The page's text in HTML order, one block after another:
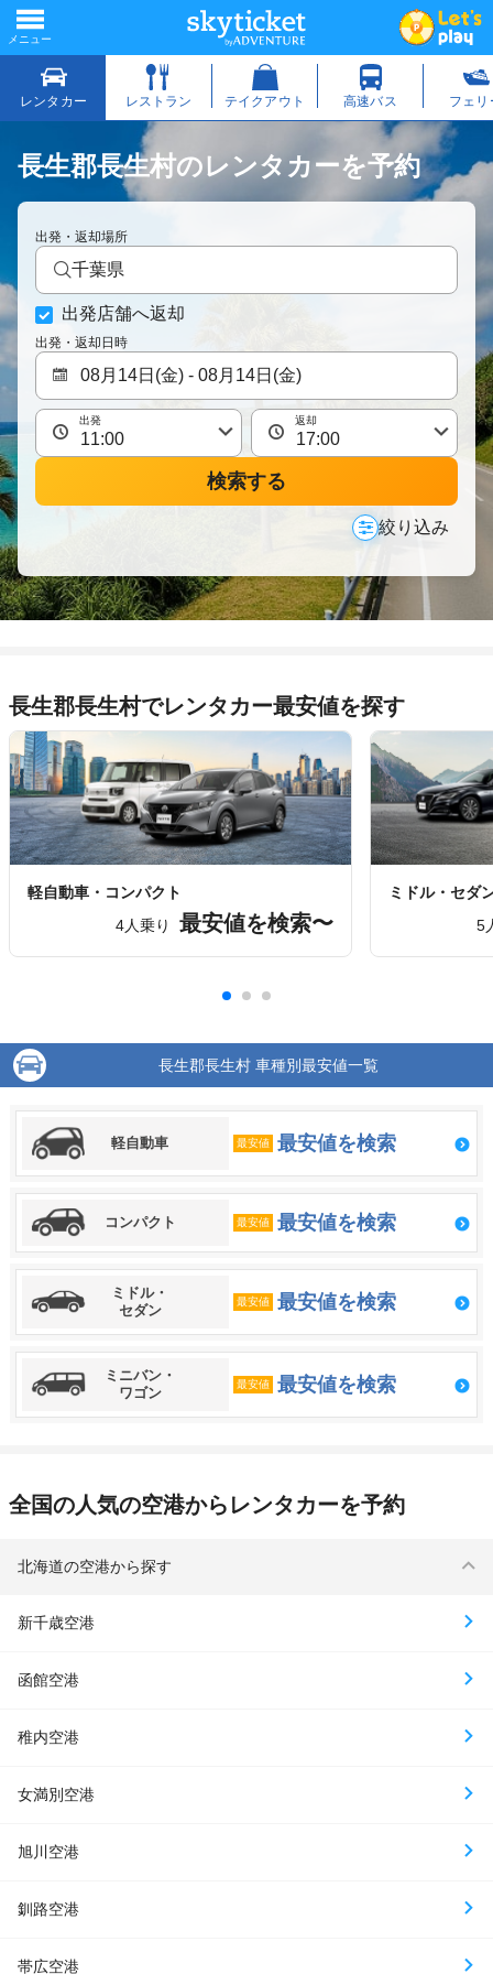
長生郡長生村のレンタカーを予約
出発・返却場所
千葉県
出発店舗へ返却
出発・返却日時
出発 返却
検索する
絞り込み
長生郡長生村でレンタカー最安値を探す
軽自動車・コンパクト
4人乗り
最安値を検索〜
ミドル・セダ
5
長生郡長生村 車種別最安値一覧
軽自動車 最安値 最安値を検索
コンパクト 最安値 最安値を検索
ミドル・
セダン
最安値 最安値を検索
ミニバン・
ワゴン
最安値 最安値を検索
全国の人気の空港からレンタカーを予約
北海道の空港から探す
新千歳空港
函館空港
稚内空港
女満別空港
旭川空港
釧路空港
帯広空港